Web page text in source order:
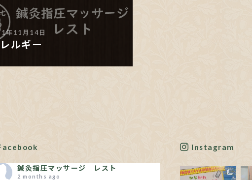
年11月14日
ルギー
鍼灸指圧マッサージ レスト
2 months ago
Instagram